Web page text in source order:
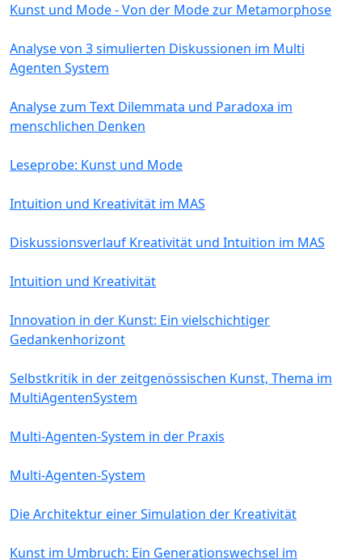
Kunst und Mode - Von der Mode zur Metamorphose
Analyse von 3 simulierten Diskussionen im Multi
Agenten System
Analyse zum Text Dilemmata und Paradoxa im
menschlichen Denken
Leseprobe: Kunst und Mode
Intuition und Kreativität im MAS
Diskussionsverlauf Kreativität und Intuition im MAS
Intuition und Kreativität
Innovation in der Kunst: Ein vielschichtiger
Gedankenhorizont
Selbstkritik in der zeitgenössischen Kunst, Thema im
MultiAgentenSystem
Multi-Agenten-System in der Praxis
Multi-Agenten-System
Die Architektur einer Simulation der Kreativität
Kunst im Umbruch: Ein Generationswechsel im